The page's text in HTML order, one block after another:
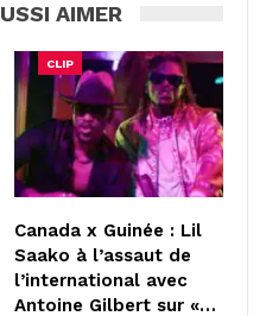
AIMER
CLIP
Canada x Guinée : Lil
Saako à l’assaut de
l’international avec
Antoine Gilbert sur «…